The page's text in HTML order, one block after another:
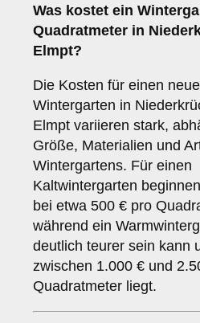
Was kostet ein
Quadratmeter in
Elmpt?
Die Kosten für einen
Wintergarten in
Elmpt variieren stark,
Größe, Materialien und
Wintergartens. Für einen
Kaltwintergarten
bei etwa 500 € pro
während ein
deutlich teurer sein kann
zwischen 1.000 € und
Quadratmeter liegt.